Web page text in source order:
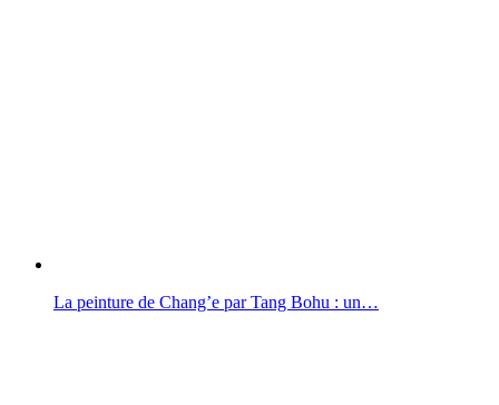
La peinture de Chang’e par Tang Bohu : un…